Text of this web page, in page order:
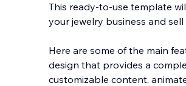
This ready-to-use template
your jewelry business and sell
Here are some of the main
design that provides a
customizable content,